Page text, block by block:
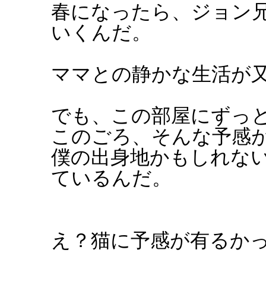
春になったら、ジョン
いくんだ。
ママとの静かな生活が
でも、この部屋にずっ
このごろ、そんな予感
僕の出身地かもしれな
ているんだ。
え？猫に予感が有るか